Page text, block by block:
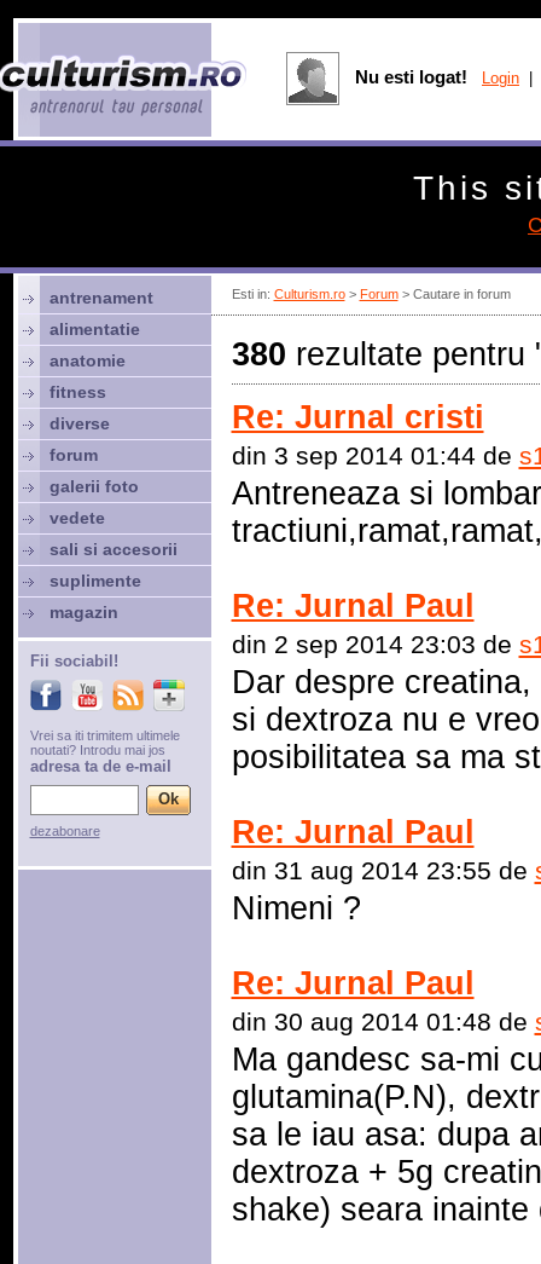
Esti in: Culturism.ro> Forum> Cautare in forum
380 rezultate pentru
Re: Jurnal cristi
din 3 sep 2014 01:44 de
Antreneaza si
Re: Jurnal Paul
din 2 sep 2014 23:03 de
Dar despre
si dextroza nu e
posibilitatea sa ma
Re: Jurnal Paul
din 31 aug 2014 23:55 de
Nimeni ?
Re: Jurnal Paul
din 30 aug 2014 01:48 de
Ma gandesc sa-mi
glutamina(P.N),
sa le iau asa: dupa
dextroza + 5g
shake) seara
antrenament
alimentatie
anatomie
fitness
diverse
forum
galerii foto
vedete
sali si accesorii
suplimente
magazin
Fii sociabil!
Vrei sa iti trimitem ultimele
noutati? Introdu mai jos
adresa ta de e-mail
dezabonare
Nu esti logat! Login
This